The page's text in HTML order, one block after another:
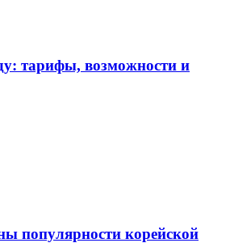
тарифы, возможности и
популярности корейской